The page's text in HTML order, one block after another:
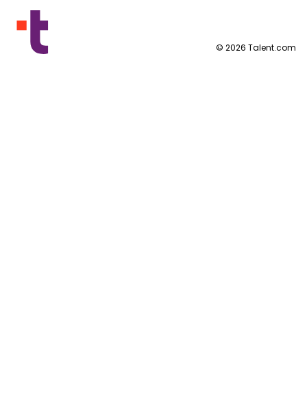
Conversor de salario
Programas para publishers
Otros países
Condiciones de uso
© 2026 Talent.com